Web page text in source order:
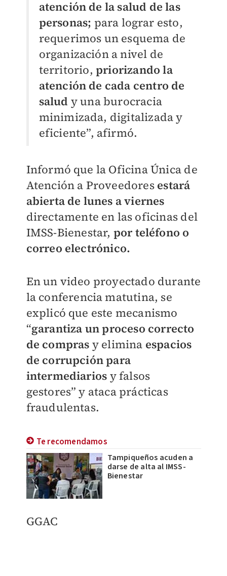
atención de la salud de las
personas; para lograr esto,
requerimos un esquema de
organización a nivel de
territorio, priorizando la
atención de cada centro de
salud y una burocracia
minimizada, digitalizada y
eficiente”, afirmó.
Informó que la Oficina Única de
Atención a Proveedoresestará
abierta de lunes a viernes
directamente en las oficinas del
IMSS-Bienestar, por teléfono o
correo electrónico.
En un video proyectado durante
la conferencia matutina, se
explicó que este mecanismo
“garantiza un proceso correcto
de compras y elimina espacios
de corrupción para
intermediarios y falsos
gestores” y ataca prácticas
fraudulentas.
Te recomendamos
Tampiqueños acuden a
darse de alta al IMSS-
Bienestar
GGAC